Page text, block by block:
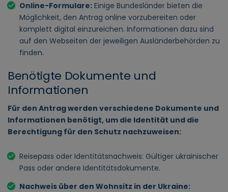
Online-Formulare: Einige Bundesländer bieten die
Möglichkeit, den Antrag online vorzubereiten oder
komplett digital einzureichen. Informationen dazu sind
auf den Webseiten der jeweiligen Ausländerbehörden zu
finden.
Benötigte Dokumente und
Informationen
Für den Antrag werden verschiedene Dokumente und
Informationen benötigt, um die Identität und die
Berechtigung für den Schutz nachzuweisen:
Reisepass oder Identitätsnachweis: Gültiger ukrainischer
Pass oder andere Identitätsdokumente.
Nachweis über den Wohnsitz in der Ukraine: